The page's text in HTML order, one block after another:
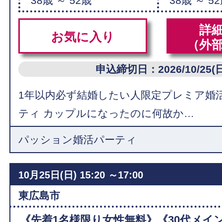
お気に入り
詳
（外
申込締切日：2026/10/25(
1年以内必ず結婚したい人限定プレミア婚
ティ カップルになったのに何故か…
パッション婚活パーティ
10月25日(日) 15:20 ～17:00
東広島市